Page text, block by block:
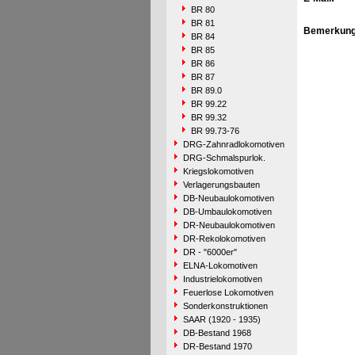
BR 80
BR 81
BR 84
BR 85
BR 86
BR 87
BR 89.0
BR 99.22
BR 99.32
BR 99.73-76
DRG-Zahnradlokomotiven
DRG-Schmalspurlok.
Kriegslokomotiven
Verlagerungsbauten
DB-Neubaulokomotiven
DB-Umbaulokomotiven
DR-Neubaulokomotiven
DR-Rekolokomotiven
DR - "6000er"
ELNA-Lokomotiven
Industrielokomotiven
Feuerlose Lokomotiven
Sonderkonstruktionen
SAAR (1920 - 1935)
DB-Bestand 1968
DR-Bestand 1970